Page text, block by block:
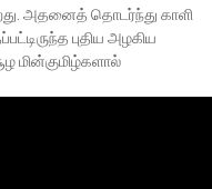
அதனைத் தொடர்ந்து காளி
புதிய அழகிய
மின்குமிழ்களால்